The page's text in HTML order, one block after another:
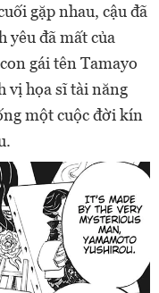
gặp nhau, cậu đã
yêu đã mất của
gái tên Tamayo
vị họa sĩ tài năng
một cuộc đời kín